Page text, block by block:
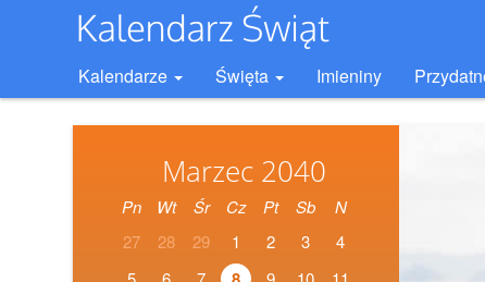
Kalendarze Święta Imieniny
Marzec 2040
Pn Wt Śr Cz Pt Sb
N
27
28 29 1 2 3
4